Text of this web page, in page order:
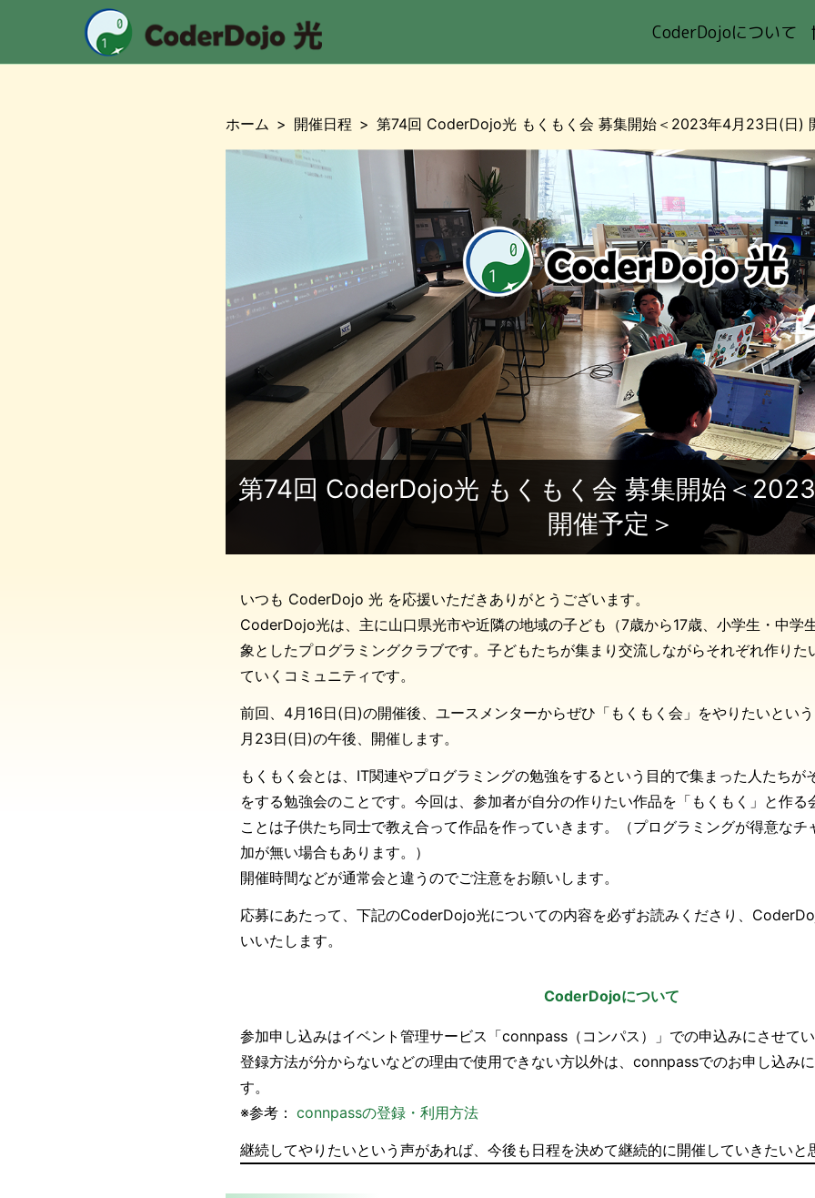
CoderDojo 光
CoderDojoについて
ホーム 開催日程 第74回 CoderDojo光 もくもく会 募集開始＜2023年4月23日(日)
第74回 CoderDojo光 もくもく会 募集開始＜
開催予定＞
いつも CoderDojo 光 を応援いただきありがとうございます。
CoderDojo光は、主に山口県光市や近隣の地域の子ども（7歳から17歳、小学生・中学
象としたプログラミングクラブです。子どもたちが集まり交流しながらそれぞれ作りた
ていくコミュニティです。
前回、4月16日(日)の開催後、ユースメンターからぜひ「もくもく会」をやりたいとい
月23日(日)の午後、開催します。
もくもく会とは、IT関連やプログラミングの勉強をするという目的で集まった人たちが
をする勉強会のことです。今回は、参加者が自分の作りたい作品を「もくもく」と作る
ことは子供たち同士で教え合って作品を作っていきます。（プログラミングが得意なチ
加が無い場合もあります。）
開催時間などが通常会と違うのでご注意をお願いします。
応募にあたって、下記のCoderDojo光についての内容を必ずお読みくださり、
いいたします。
CoderDojoについて
参加申し込みはイベント管理サービス「connpass（コンパス）」での申込みにさせてい
登録方法が分からないなどの理由で使用できない方以外は、connpassでのお申し込み
す。
※参考： connpassの登録・利用方法
継続してやりたいという声があれば、今後も日程を決めて継続的に開催していきたいと